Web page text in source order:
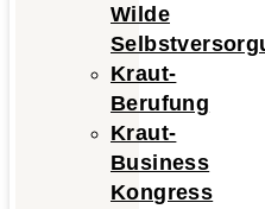
Wilde
Kraut-
Berufung
Kraut-
Business
Kongress